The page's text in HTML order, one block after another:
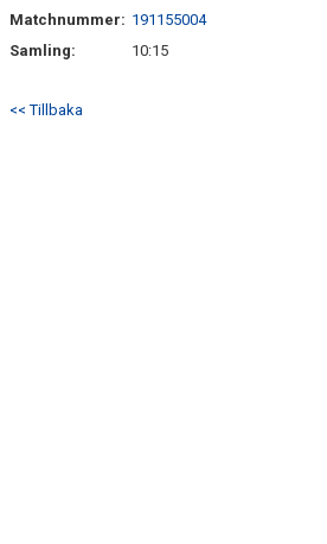
Matchnummer: 191155004
Samling:
10:15
<< Tillbaka